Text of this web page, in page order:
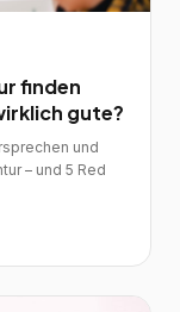
finden
gute?
und
– und 5 Red